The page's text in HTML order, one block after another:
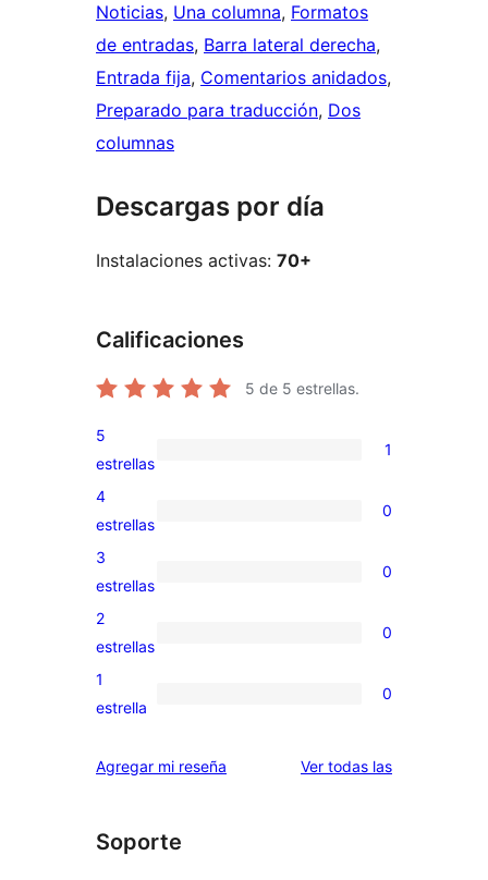
Noticias, Una columna, Formatos
de entradas, Barra lateral derecha
Entrada fija, Comentarios anidados
Preparado para traducción, Dos
columnas
Descargas por día
Instalaciones activas: 70+
Calificaciones
5 de 5 estrellas.
1
valoración
de
5
estrellas
1
0
valoraciones
de
4
estrellas
0
0
valoraciones
de
3
estrellas
0
0
valoraciones
de
estrellas
2
estrellas
0
0
de
1
estrella
0
Agregar mi reseña Ver todas lasreseñas
Soporte